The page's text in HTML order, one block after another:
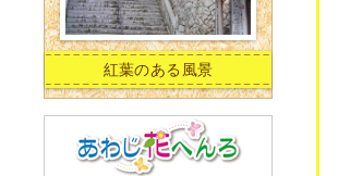
紅葉のある風景